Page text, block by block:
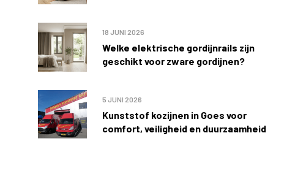
Welke elektrische gordijnrails zijn
geschikt voor zware gordijnen?
18 JUNI 2026
Kunststof kozijnen in Goes voor
comfort, veiligheid en duurzaamheid
5 JUNI 2026